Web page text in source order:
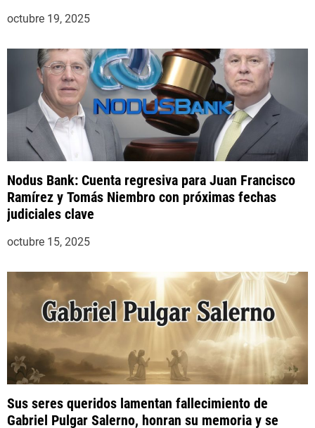
octubre 19, 2025
Nodus Bank: Cuenta regresiva para Juan Francisco
Ramírez y Tomás Niembro con próximas fechas
judiciales clave
octubre 15, 2025
Sus seres queridos lamentan fallecimiento de
Gabriel Pulgar Salerno, honran su memoria y se